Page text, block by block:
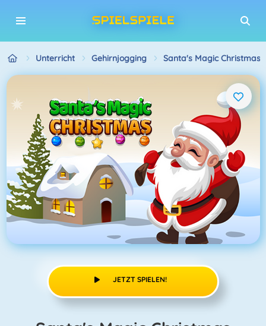
Unterricht Gehirnjogging Santa's Magic Christmas
JETZT SPIELEN!